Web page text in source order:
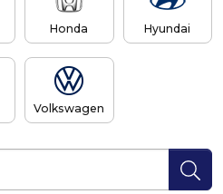
Honda Hyundai
Volkswagen